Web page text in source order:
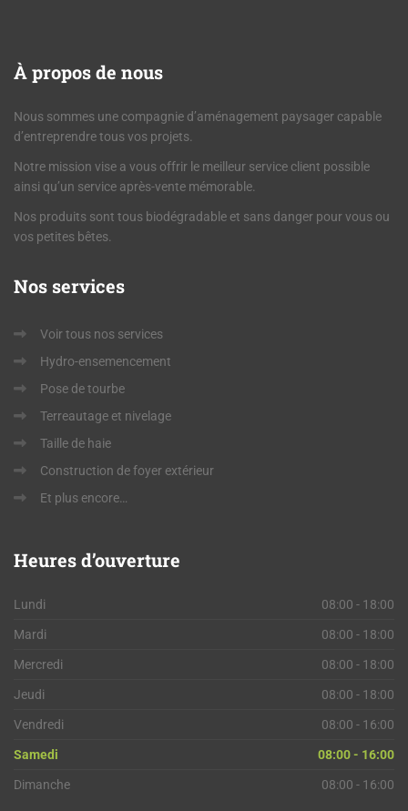
Àpropos de nous
Nous sommes une compagnie d’aménagement paysager capable
d’entreprendre tous vos projets.
Notre mission vise a vous offrir le meilleur service client possible
ainsi qu’un service après-vente mémorable.
Nos produits sont tous biodégradable et sans danger pour vous ou
vos petites bêtes.
Nos services
Voir tous nos services
Hydro-ensemencement
Pose de tourbe
Terreautage et nivelage
Taille de haie
Construction de foyer extérieur
Et plus encore…
Heuresd’ouverture
Lundi 08:00 - 18:00
Mardi 08:00 - 18:00
Mercredi 08:00 - 18:00
Jeudi 08:00 - 18:00
Vendredi 08:00 - 16:00
Samedi 08:00 - 16:00
Dimanche 08:00 - 16:00